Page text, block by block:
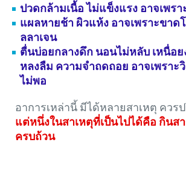
ปวดกล้ามเนื้อ ไม่แข็งแรง อาจเพร
แผลหายช้า ผิวแห้ง อาจเพราะขาด
ลลาเจน
ตื่นบ่อยกลางดึก นอนไม่หลับ เหนื่อย
หลงลืม ความจำถดถอย อาจเพราะ
ไม่พอ
อาการเหล่านี้ มีได้หลายสาเหตุ ควร
แต่หนึ่งในสาเหตุที่เป็นไปได้คือ กินส
ครบถ้วน